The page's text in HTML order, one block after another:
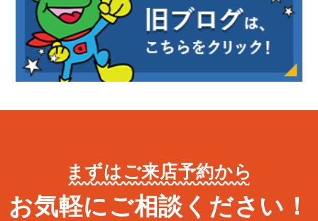
まずはご来店予約から
お気軽にご相談ください！